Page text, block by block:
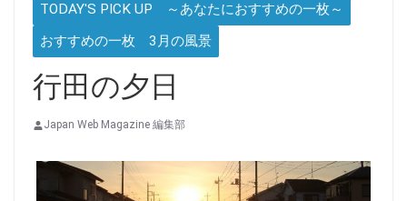
TODAY'S PICK UP ～あなたにおすすめの一枚～
おすすめの一枚 3月の風景
行田の夕日
Japan Web Magazine 編集部